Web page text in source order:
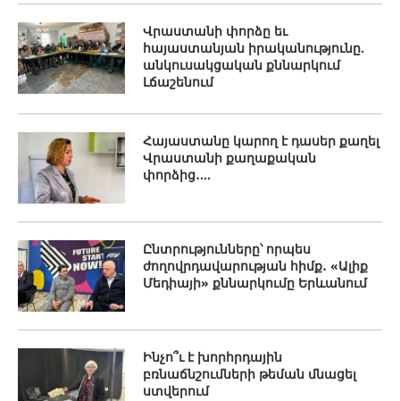
Վրաստանի փորձը եւ
հայաստանյան իրականությունը.
անկուսակցական քննարկում
Լճաշենում
Հայաստանը կարող է դասեր քաղել
Վրաստանի քաղաքական
փորձից․...
Ընտրությունները՝ որպես
ժողովրդավարության հիմք․ «Ալիք
Մեդիայի» քննարկումը Երևանում
Ինչո՞ւ է խորհրդային
բռնաճնշումների թեման մնացել
ստվերում